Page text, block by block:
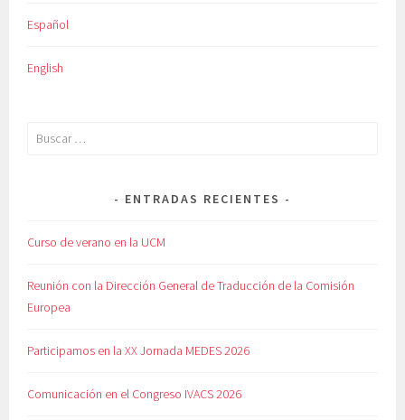
Español
English
Buscar:
ENTRADAS RECIENTES
Curso de verano en la UCM
Reunión con la Dirección General de Traducción de la Comisión
Europea
Participamos en la XX Jornada MEDES 2026
Comunicación en el Congreso IVACS 2026